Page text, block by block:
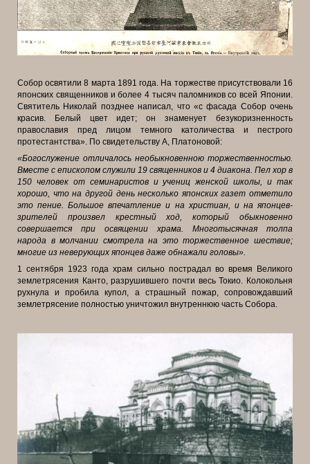
Собор освятили 8 марта 1891 года. На торжестве присутствовали 16
японских священников и более 4 тысяч паломников со всей Японии.
Святитель Николай позднее написал, что «с фасада Собор очень
красив. Белый цвет идет; он знаменует безукоризненность
православия пред лицом темного католичества и пестрого
протестантства». По свидетельству А, Платоновой:
«Богослужение отличалось необыкновенною торжественностью.
Вместе с епископом служили 19 священников и 4 диакона. Пел хор в
150 человек от семинаристов и учениц женской школы, и так
хорошо, что на другой день несколько японских газет отметило
это пение. Большое впечатление и на христиан, и на японцев-
зрителей произвел крестный ход, который обыкновенно
совершается при освящении храма. Многотысячная толпа
народа в молчании смотрела на это торжественное шествие;
многие из неверующих японцев даже обнажали головы».
1 сентября 1923 года храм сильно пострадал во время Великого
землетрясения Канто, разрушившего почти весь Токио. Колокольня
рухнула и пробила купол, а страшный пожар, сопровождавший
землетрясение полностью уничтожил внутреннюю часть Собора.